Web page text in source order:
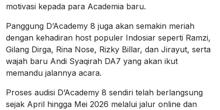
motivasi kepada para Academia baru.
Panggung D’Academy 8 juga akan semakin meriah
dengan kehadiran host populer Indosiar seperti Ramzi,
Gilang Dirga, Rina Nose, Rizky Billar, dan Jirayut, serta
wajah baru Andi Syaqirah DA7 yang akan ikut
memandu jalannya acara.
Proses audisi D’Academy 8 sendiri telah berlangsung
sejak April hingga Mei 2026 melalui jalur online dan